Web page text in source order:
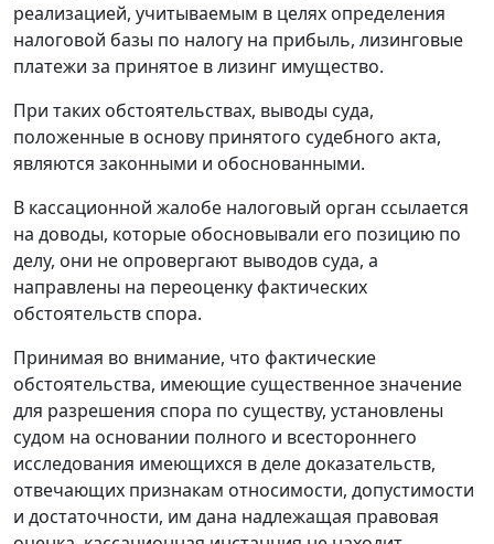
реализацией, учитываемым в целях определения
налоговой базы по налогу на прибыль, лизинговые
платежи за принятое в лизинг имущество.
При таких обстоятельствах, выводы суда,
положенные в основу принятого судебного акта,
являются законными и обоснованными.
В кассационной жалобе налоговый орган ссылается
на доводы, которые обосновывали его позицию по
делу, они не опровергают выводов суда, а
направлены на переоценку фактических
обстоятельств спора.
Принимая во внимание, что фактические
обстоятельства, имеющие существенное значение
для разрешения спора по существу, установлены
судом на основании полного и всестороннего
исследования имеющихся в деле доказательств,
отвечающих признакам относимости, допустимости
и достаточности, им дана надлежащая правовая